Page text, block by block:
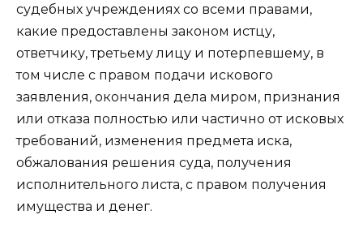
судебных учреждениях со всеми правами,
какие предоставлены законом истцу,
ответчику, третьему лицу и потерпевшему, в
том числе с правом подачи искового
заявления, окончания дела миром, признания
или отказа полностью или частично от исковых
требований, изменения предмета иска,
обжалования решения суда, получения
исполнительного листа, с правом получения
имущества и денег.